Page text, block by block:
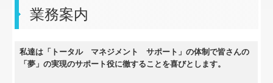
事務所紹介
職員紹介
業務案内
私達は「トータル マネジメント サポート」の体制で皆さんの
「夢」の実現のサポート役に徹することを喜びとします。